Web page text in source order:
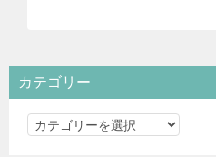
カテゴリー
カ